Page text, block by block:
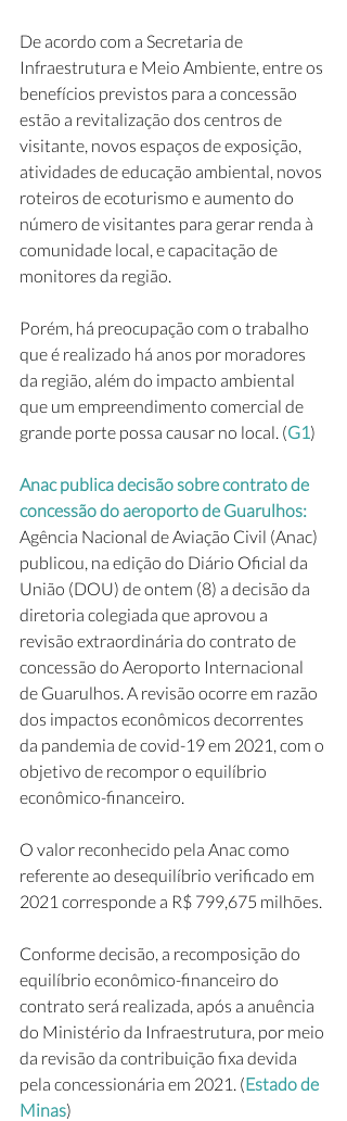
De acordo com a Secretaria de
Infraestrutura e Meio Ambiente, entre os
benefícios previstos para a concessão
estão a revitalização dos centros de
visitante, novos espaços de exposição,
atividades de educação ambiental, novos
roteiros de ecoturismo e aumento do
número de visitantes para gerar renda à
comunidade local, e capacitação de
monitores da região.
Porém, há preocupação com o trabalho
que é realizado há anos por moradores
da região, além do impacto ambiental
que um empreendimento comercial de
grande porte possa causar no local. (G1)
Anac publica decisão sobre contrato de
concessão do aeroporto de Guarulhos:
Agência Nacional de Aviação Civil (Anac)
publicou, na edição do Diário Oficial da
União (DOU) de ontem (8) a decisão da
diretoria colegiada que aprovou a
revisão extraordinária do contrato de
concessão do Aeroporto Internacional
de Guarulhos. A revisão ocorre em razão
dos impactos econômicos decorrentes
da pandemia de covid-19 em 2021, com o
objetivo de recompor o equilíbrio
econômico-financeiro.
O valor reconhecido pela Anac como
referente ao desequilíbrio verificado em
2021 corresponde a R$ 799,675 milhões.
Conforme decisão, a recomposição do
equilíbrio econômico-financeiro do
contrato será realizada, após a anuência
do Ministério da Infraestrutura, por meio
da revisão da contribuição fixa devida
pela concessionária em 2021. (Estado de
Minas)